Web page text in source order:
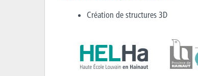
Création de structures 3D